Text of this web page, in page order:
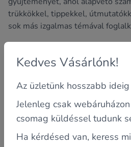
trükkökkel, tippekkel,
sok más izgalmas témával
Kedves Vásárlónk!
Az üzletünk hosszabb
Jelenleg csak
csomag küldéssel tudunk
Ha kérdésed van, keress